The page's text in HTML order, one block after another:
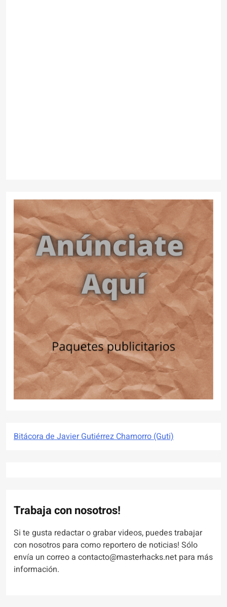
Bitácora de Javier Gutiérrez Chamorro (Guti)
Trabaja con nosotros!
Si te gusta redactar o grabar videos, puedes trabajar
con nosotros para como reportero de noticias! Sólo
envía un correo a contacto@masterhacks.net para más
información.